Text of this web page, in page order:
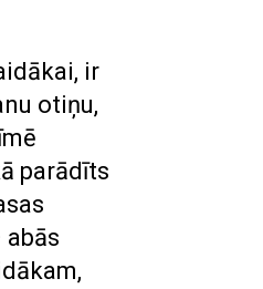
ir
otiņu,
parādīts